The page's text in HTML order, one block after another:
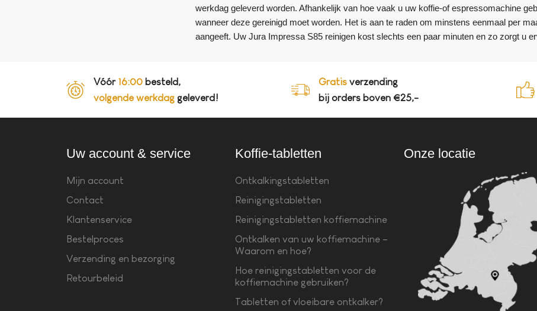
werkdag geleverd worden. Afhankelijk van hoe vaak u uw koffie-of espressomachine
wanneer deze gereinigd moet worden. Het is aan te raden om minstens eenmaal per
aangeeft. Uw Jura Impressa S85 reinigen kost slechts een paar minuten en zo zorgt u
Vóór 16:00 besteld,
volgende werkdag geleverd!
Gratis verzending
bij orders boven €25,-
Uw account & service
Mijn account
Contact
Klantenservice
Bestelproces
Verzending en bezorging
Retourbeleid
Koffie-tabletten
Ontkalkingstabletten
Reinigingstabletten
Reinigingstabletten koffiemachine
Ontkalken van uw koffiemachine –
Waarom en hoe?
Hoe reinigingstabletten voor de
koffiemachine gebruiken?
Tabletten of vloeibare ontkalker?
Onze locatie